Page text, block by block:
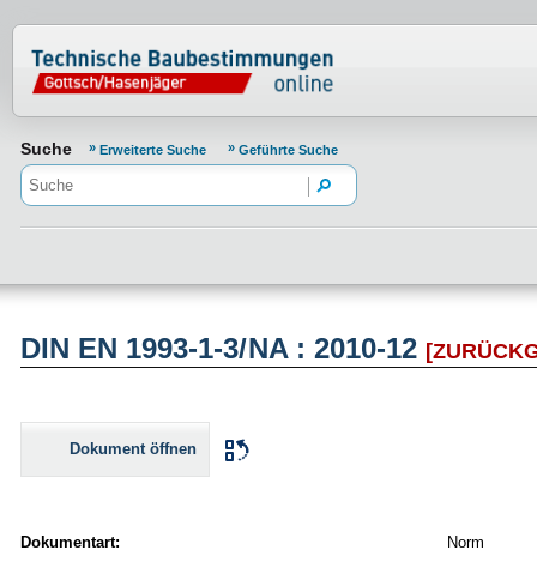
Normenportal Barrierefreiheit
Suche Erweiterte Suche Geführte Suche
DIN EN 1993-1-3/NA : 2010-12
Dokument öffnen
Dokumentart:
Norm